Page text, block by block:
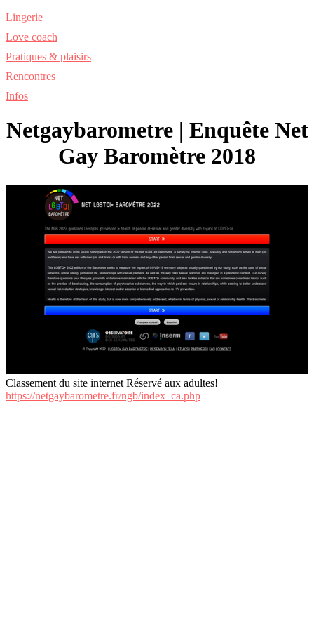
Lingerie
Love coach
Pratiques & plaisirs
Rencontres
Infos
Net­gaybaro­met­re | Enquête Net
Gay Baromètre 2018
Classement du site internet Réservé aux adultes!
https://netgaybarometre.fr/ngb/index_ca.php